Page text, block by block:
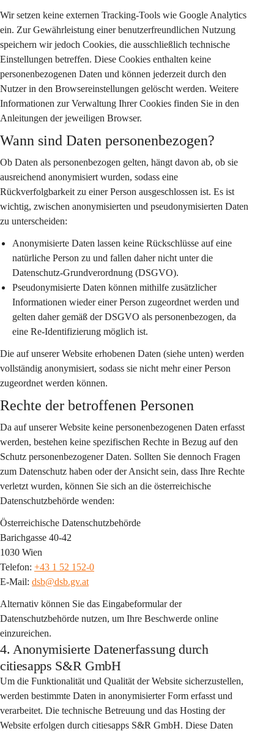
Wir setzen keine externen Tracking-Tools wie Google Analytics
ein. Zur Gewährleistung einer benutzerfreundlichen Nutzung
speichern wir jedoch Cookies, die ausschließlich technische
Einstellungen betreffen. Diese Cookies enthalten keine
personenbezogenen Daten und können jederzeit durch den
Nutzer in den Browsereinstellungen gelöscht werden. Weitere
Informationen zur Verwaltung Ihrer Cookies finden Sie in den
Anleitungen der jeweiligen Browser.
Wann sind Daten personenbezogen?
Ob Daten als personenbezogen gelten, hängt davon ab, ob sie
ausreichend anonymisiert wurden, sodass eine
Rückverfolgbarkeit zu einer Person ausgeschlossen ist. Es ist
wichtig, zwischen anonymisierten und pseudonymisierten Daten
zu unterscheiden:
Anonymisierte Daten lassen keine Rückschlüsse auf eine
natürliche Person zu und fallen daher nicht unter die
Datenschutz-Grundverordnung (DSGVO).
Pseudonymisierte Daten können mithilfe zusätzlicher
Informationen wieder einer Person zugeordnet werden und
gelten daher gemäß der DSGVO als personenbezogen, da
eine Re-Identifizierung möglich ist.
Die auf unserer Website erhobenen Daten (siehe unten) werden
vollständig anonymisiert, sodass sie nicht mehr einer Person
zugeordnet werden können.
Rechte der betroffenen Personen
Da auf unserer Website keine personenbezogenen Daten erfasst
werden, bestehen keine spezifischen Rechte in Bezug auf den
Schutz personenbezogener Daten. Sollten Sie dennoch Fragen
zum Datenschutz haben oder der Ansicht sein, dass Ihre Rechte
verletzt wurden, können Sie sich an die österreichische
Datenschutzbehörde wenden:
Österreichische Datenschutzbehörde
Barichgasse 40-42
1030 Wien
Telefon: +43 1 52 152-0
E-Mail: dsb@dsb.gv.at
Alternativ können Sie das Eingabeformular der
Datenschutzbehörde nutzen, um Ihre Beschwerde online
einzureichen.
4. Anonymisierte Datenerfassung durch
citiesapps S&R GmbH
Um die Funktionalität und Qualität der Website sicherzustellen,
werden bestimmte Daten in anonymisierter Form erfasst und
verarbeitet. Die technische Betreuung und das Hosting der
Website erfolgen durch citiesapps S&R GmbH. Diese Daten